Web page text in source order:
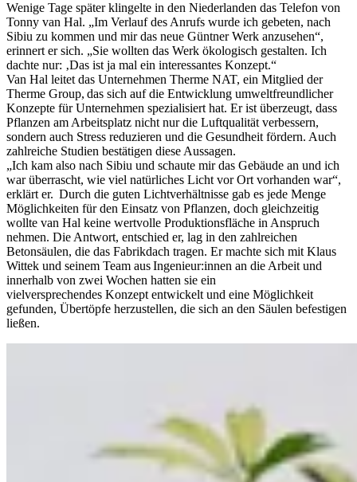
Wenige Tage später klingelte in den Niederlanden das Telefon von
Tonny van Hal. „Im Verlauf des Anrufs wurde ich gebeten, nach
Sibiu zu kommen und mir das neue Güntner Werk anzusehen“,
erinnert er sich. „Sie wollten das Werk ökologisch gestalten. Ich
dachte nur: ‚Das ist ja mal ein interessantes Konzept.“
Van Hal leitet das Unternehmen Therme NAT, ein Mitglied der
Therme Group, das sich auf die Entwicklung umweltfreundlicher
Konzepte für Unternehmen spezialisiert hat. Er ist überzeugt, dass
Pflanzen am Arbeitsplatz nicht nur die Luftqualität verbessern,
sondern auch Stress reduzieren und die Gesundheit fördern. Auch
zahlreiche Studien bestätigen diese Aussagen.
„Ich kam also nach Sibiu und schaute mir das Gebäude an und ich
war überrascht, wie viel natürliches Licht vor Ort vorhanden war“,
erklärt er. Durch die guten Lichtverhältnisse gab es jede Menge
Möglichkeiten für den Einsatz von Pflanzen, doch gleichzeitig
wollte van Hal keine wertvolle Produktionsfläche in Anspruch
nehmen. Die Antwort, entschied er, lag in den zahlreichen
Betonsäulen, die das Fabrikdach tragen. Er machte sich mit Klaus
Wittek und seinem Team aus Ingenieur:innen an die Arbeit und
innerhalb von zwei Wochen hatten sie ein
vielversprechendes Konzept entwickelt und eine Möglichkeit
gefunden, Übertöpfe herzustellen, die sich an den Säulen befestigen
ließen.